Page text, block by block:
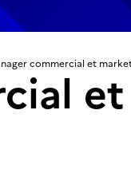
commercial et